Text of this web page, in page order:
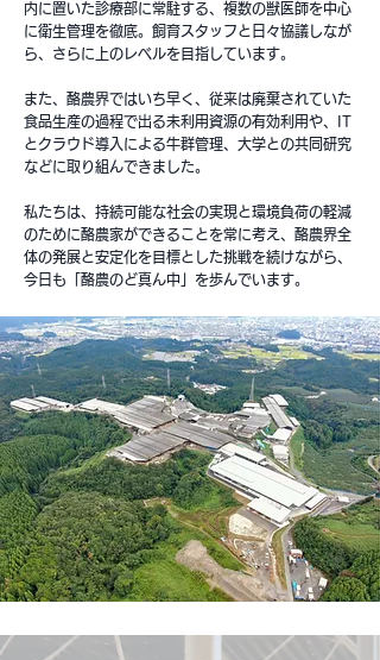
内に置いた診療部に常駐する、複数の獣医師を中心
に衛生管理を徹底。飼育スタッフと日々協議しなが
ら、さらに上のレベルを目指しています。
また、酪農界ではいち早く、従来は廃棄されていた
食品生産の過程で出る未利用資源の有効利用や、IT
とクラウド導入による牛群管理、大学との共同研究
などに取り組んできました。
私たちは、持続可能な社会の実現と環境負荷の軽減
のために酪農家ができることを常に考え、酪農界全
体の発展と安定化を目標とした挑戦を続けながら、
今日も「酪農のど真ん中」を歩んでいます。